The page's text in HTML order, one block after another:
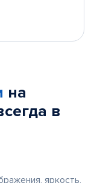
на
в
яркость,